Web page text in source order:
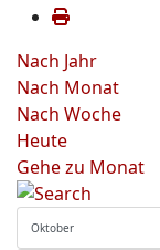
Nach Jahr
Nach Monat
Nach Woche
Heute
Gehe zu Monat